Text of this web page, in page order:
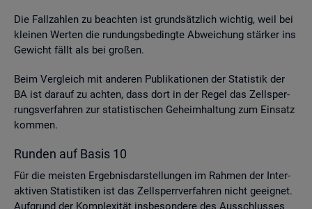
Die Fall­zah­len zu be­ach­ten ist grund­sätz­lich wich­tig, weil bei
klei­nen Wer­ten die run­dungs­be­ding­te Ab­wei­chung stär­ker ins
Ge­wicht fällt als bei gro­ßen.
Beim Ver­gleich mit an­de­ren Pu­bli­ka­tio­nen der Sta­tis­tik der
BA ist dar­auf zu ach­ten, dass dort in der Regel das Zell­sper­
rungs­ver­fah­ren zur sta­tis­ti­schen Ge­heim­hal­tung zum Ein­satz
kom­men.
Run­den auf Basis 10
Für die meis­ten Er­geb­nis­dar­stel­lun­gen im Rah­men der In­ter­
ak­ti­ven Sta­tis­ti­ken ist das Zell­sperr­ver­fah­ren nicht ge­eig­net.
Auf­grund der Kom­ple­xi­tät ins­be­son­de­re des Aus­schlus­ses